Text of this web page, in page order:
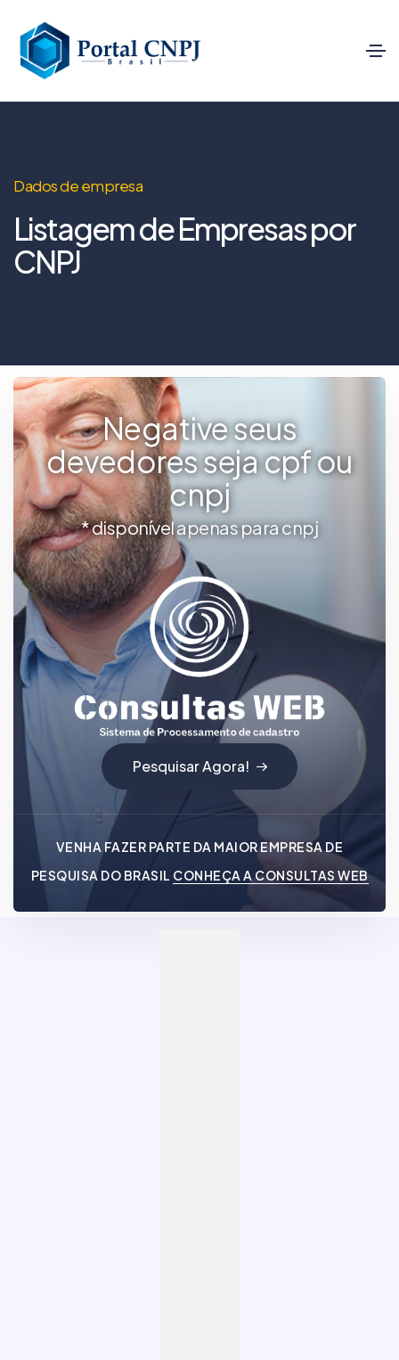
Dados de empresa
Listagem de Empresas por
CNPJ
Negative seus
devedores seja cpf ou
cnpj
* disponível apenas para cnpj
Pesquisar Agora!
VENHA FAZER PARTE DA MAIOR EMPRESA DE
PESQUISA DO BRASIL CONHEÇA A CONSULTAS WEB